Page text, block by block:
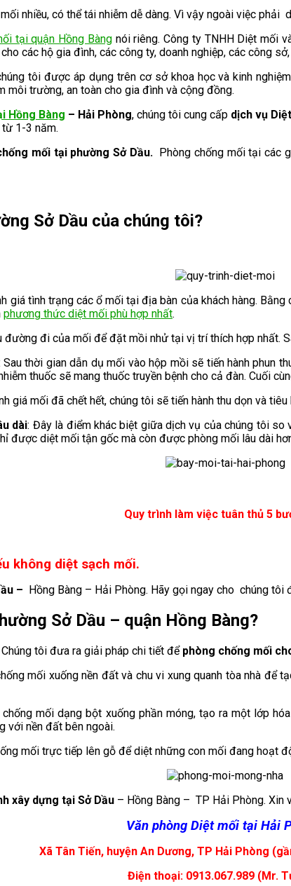
nhiều, có thể tái nhiễm dễ dàng. Vì vậy ngoài việc
tại quận Hồng Bàng nói riêng. Công ty TNHH Diệt mối
cho các hộ gia đình, các công ty, doanh nghiệp, các công
tôi được áp dụng trên cơ sở khoa học và kinh
môi trường, an toàn cho gia đình và cộng đồng.
Hồng Bàng – Hải Phòng, chúng tôi cung cấp dịch vụ
1-3 năm.
mối tại phườngSở Dầu.Phòng chống mối tại các
Sở Dầu của chúng tôi?
giá tình trạng các ổ mối tại địa bàn của khách hàng.
phương thức diệt mối phù hợp nhất.
đường đi của mối để đặt mồi nhử tại vị trí thích hợp nhất.
Sau thời gian dẫn dụ mối vào hộp mồi sẽ tiến hành phun
thuốc sẽ mang thuốc truyền bệnh cho cả đàn. Cuối
giá mối đã chết hết, chúng tôi sẽ tiến hành thu dọn và
dài: Đây là điểm khác biệt giữa dịch vụ của chúng tôi so
được diệt mối tận gốc mà còn được phòng mối lâu dài
Quy trình làm việc tuân thủ 5
không diệt sạch mối.
– Hồng Bàng – Hải Phòng. Hãy gọi ngay cho chúng
Sở Dầu – quận Hồng Bàng?
tôi đưa ra giải pháp chi tiết để phòng chống mối
mối xuống nền đất và chu vi xung quanh tòa nhà
mối dạng bột xuống phần móng, tạo ra một lớp
với nền đất bên ngoài.
mối trực tiếp lên gỗ để diệt những con mối đang hoạt
xây dựng tại Sở Dầu – Hồng Bàng – TP Hải Phòng. Xin
Văn phòng Diệt mối tại Hải
Xã Tân Tiến, huyện An Dương, TP Hải Phòng
Điện thoại: 0913.067.989 (Mr.